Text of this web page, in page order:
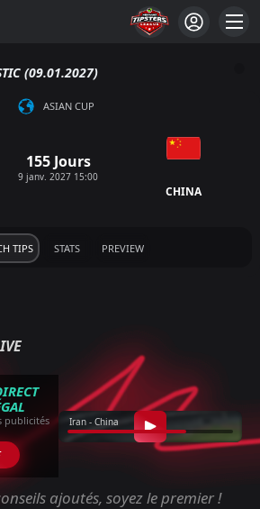
(09.01.2027)
ASIAN CUP
155 Jours
9 janv. 2027 15:00
CHINA
TIPS STATS PREVIEW
publicités Iran - China
ajoutés, soyez le premier !